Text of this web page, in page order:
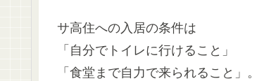
サ高住への入居の条件は
「自分でトイレに行けること」
「食堂まで自力で来られること」。